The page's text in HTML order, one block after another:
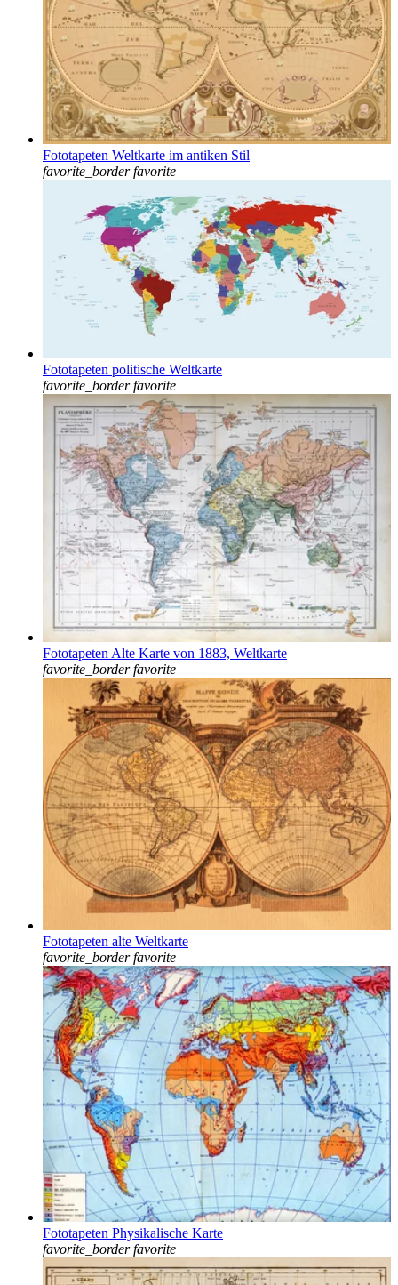
Fototapeten Weltkarte im antiken Stil
favorite_border favorite
Fototapeten politische Weltkarte
favorite_border favorite
Fototapeten Alte Karte von 1883, Weltkarte
favorite_border favorite
Fototapeten alte Weltkarte
favorite_border favorite
Fototapeten Physikalische Karte
favorite_border favorite